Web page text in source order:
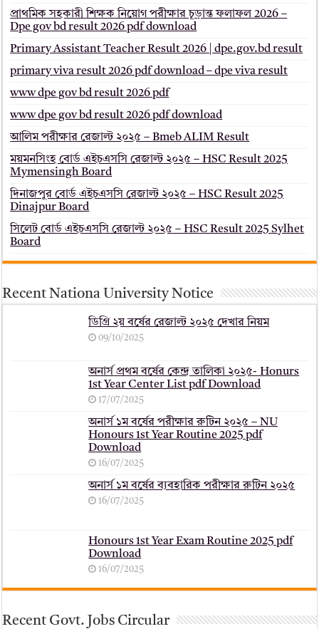
প্রাথমিক সহকারী শিক্ষক নিয়োগ পরীক্ষার চূড়ান্ত ফলাফল 2026 –
Dpe gov bd result 2026 pdf download
Primary Assistant Teacher Result 2026 | dpe.gov.bd result
primary viva result 2026 pdf download – dpe viva result
www dpe gov bd result 2026 pdf
www dpe gov bd result 2026 pdf download
আলিম পরীক্ষার রেজাল্ট ২০২৫ – Bmeb ALIM Result
ময়মনসিংহ বোর্ড এইচএসসি রেজাল্ট ২০২৫ – HSC Result 2025
Mymensingh Board
দিনাজপুর বোর্ড এইচএসসি রেজাল্ট ২০২৫ – HSC Result 2025
Dinajpur Board
সিলেট বোর্ড এইচএসসি রেজাল্ট ২০২৫ – HSC Result 2025 Sylhet
Board
Recent Nationa University Notice
ডিগ্রি ২য় বর্ষের রেজাল্ট ২০২৫ দেখার নিয়ম
09/10/2025
অনার্স প্রথম বর্ষের কেন্দ্র তালিকা ২০২৫- Honurs
1st Year Center List pdf Download
17/07/2025
অনার্স ১ম বর্ষের পরীক্ষার রুটিন ২০২৫ – NU
Honours 1st Year Routine 2025 pdf
Download
16/07/2025
অনার্স ১ম বর্ষের ব্যবহারিক পরীক্ষার ‍রুটিন ২০২৫
16/07/2025
Honours 1st Year Exam Routine 2025 pdf
Download
16/07/2025
Recent Govt. Jobs Circular